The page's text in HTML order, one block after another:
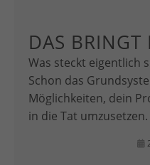
DAS BRINGT
Was steckt eigentlich
Schon das
Möglichkeiten, dein
in die Tat umzusetzen.